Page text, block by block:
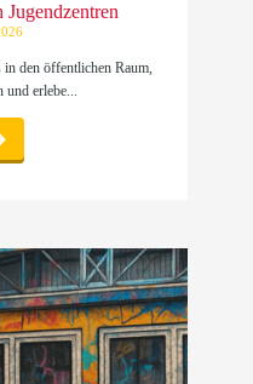
den öffentlichen Raum,
und erlebe...